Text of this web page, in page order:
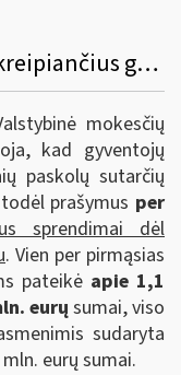
Dėl mokesčių atidėjimo besikreipiančius gyventojus VMI sprendimas pasieks greičiau
mokesčių
kad gyventojų
paskolų sutarčių
prašymus per
sprendimai dėl
. Vien per pirmąsias
pateikė apie 1,1
eurų sumai, viso
sudaryta
eurų sumai.